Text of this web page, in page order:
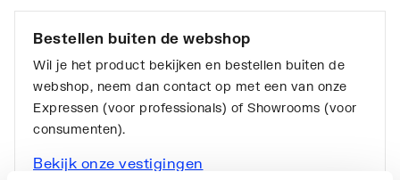
Bestellen buiten de webshop
Wil je het product bekijken en bestellen buiten de
webshop, neem dan contact op met een van onze
Expressen (voor professionals) of Showrooms (voor
consumenten).
Bekijk onze vestigingen